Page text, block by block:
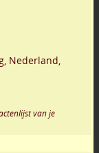
Nederland,
van je